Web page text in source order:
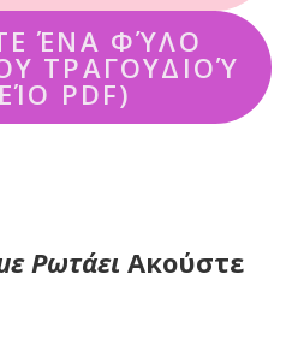
ΈΝΑ ΦΎΛΟ
ΤΡΑΓΟΥΔΙΟΎ
PDF)
Ρωτάει Ακούστε